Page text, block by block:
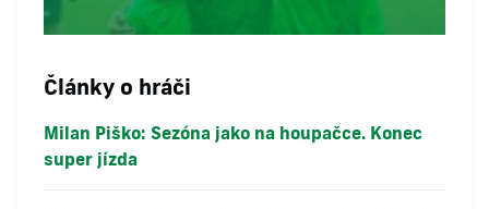
Články o hráči
Milan Piško: Sezóna jako na houpačce. Konec
super jízda